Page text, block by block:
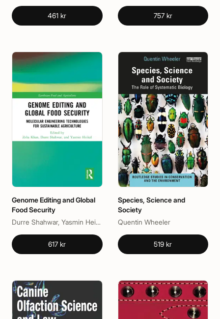
461 kr 757 kr
Genome Editing and Global
Food Security
Durre Shahwar, Yasmin Heikal, Zeba Khan
617 kr
Species, Science and
Society
Quentin Wheeler
519 kr